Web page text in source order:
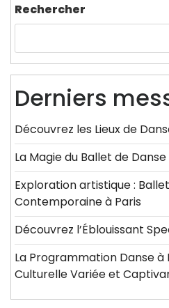
Rechercher
Derniers
Découvrez les Lieux de
La Magie du Ballet de
Exploration artistique :
Contemporaine à Paris
Découvrez l’Éblouissant
La Programmation Danse à
Culturelle Variée et